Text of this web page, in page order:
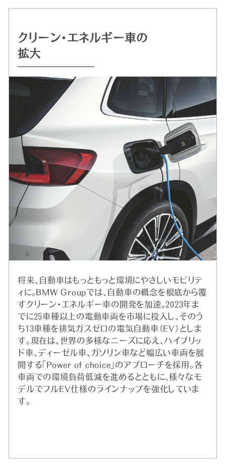
クリーン・エネルギー車の
拡大
将来、自動車はもっともっと環境にやさしいモビリテ
ィに。BMW Groupでは、自動車の概念を根底から覆
すクリーン・エネルギー車の開発を加速。2023年ま
でに25車種以上の電動車両を市場に投入し、そのう
ち13車種を排気ガスゼロの電気自動車（EV）としま
す。現在は、世界の多様なニーズに応え、ハイブリッ
ド車、ディーゼル車、ガソリン車など幅広い車両を展
開する「Power of choice」のアプローチを採用。各
車両での環境負荷低減を進めるとともに、様々なモ
デルでフルEV仕様のラインナップを強化していま
す。
持続可能な
クルマづくりを追求
自動運転 /
デジタル・サービスの革新
ドライビング・プレジャー
へのこだわり